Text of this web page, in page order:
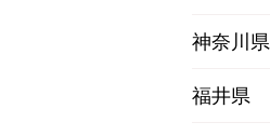
神奈川県
福井県